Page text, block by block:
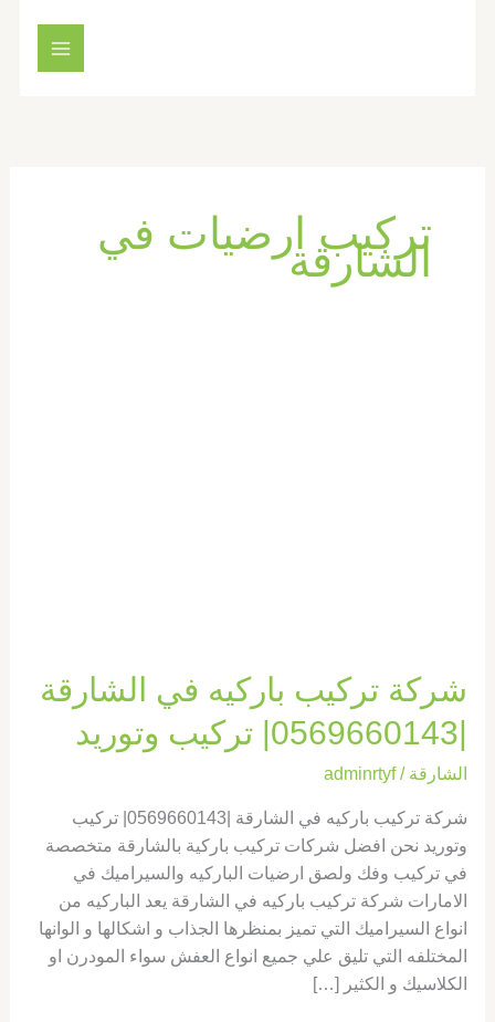
تركيب ارضيات في
الشارقة
شركة تركيب باركيه في الشارقة
|0569660143| تركيب وتوريد
الشارقة /
adminrtyf
شركة تركيب باركيه في الشارقة |0569660143| تركيب
وتوريد نحن افضل شركات تركيب باركية بالشارقة متخصصة
في تركيب وفك ولصق ارضيات الباركيه والسيراميك في
الامارات شركة تركيب باركيه في الشارقة يعد الباركيه من
انواع السيراميك التي تميز بمنظرها الجذاب و اشكالها و الوانها
المختلفه التي تليق علي جميع انواع العفش سواء المودرن او
الكلاسيك و الكثير […]